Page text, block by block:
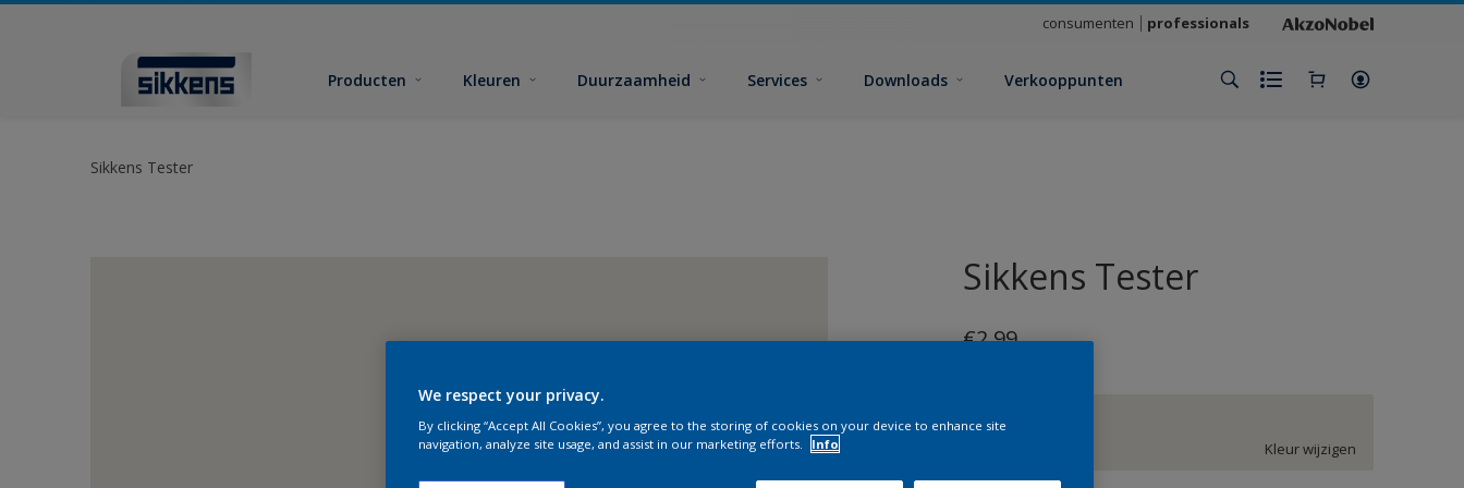
consumenten professionals
Producten Kleuren Duurzaamheid Services Downloads Verkooppunten
Sikkens Tester
Sikkens Tester
€2,99
EN.01.86
Kleur wijzigen
We respect your privacy.
By clicking “Accept All Cookies”, you agree to the storing of cookies on your device to enhance site
navigation, analyze site usage, and assist in our marketing efforts.
Info